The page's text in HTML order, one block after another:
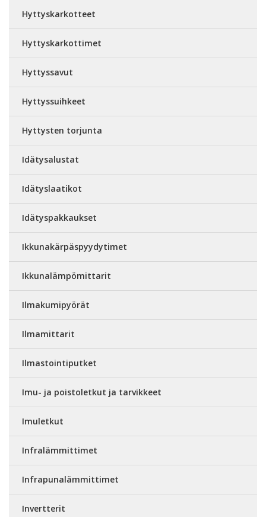
Hyttyskarkotteet
Hyttyskarkottimet
Hyttyssavut
Hyttyssuihkeet
Hyttysten torjunta
Idätysalustat
Idätyslaatikot
Idätyspakkaukset
Ikkunakärpäspyydytimet
Ikkunalämpömittarit
Ilmakumipyörät
Ilmamittarit
Ilmastointiputket
Imu- ja poistoletkut ja tarvikkeet
Imuletkut
Infralämmittimet
Infrapunalämmittimet
Invertterit